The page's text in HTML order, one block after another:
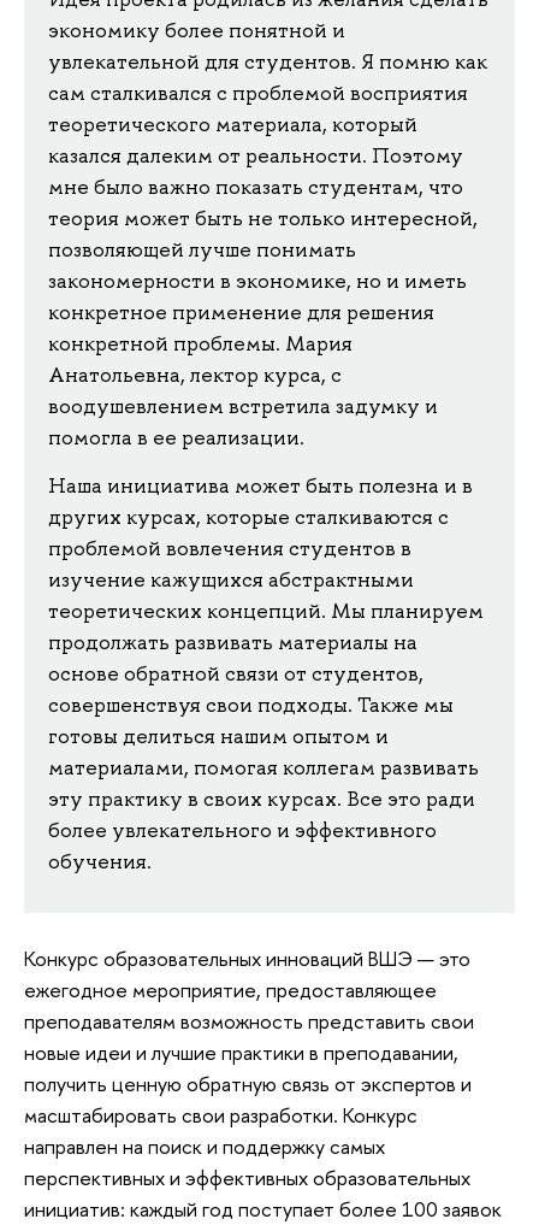
экономику более понятной и
увлекательной для студентов. Я помню как
сам сталкивался с проблемой восприятия
теоретического материала, который
казался далеким от реальности. Поэтому
мне было важно показать студентам, что
теория может быть не только интересной,
позволяющей лучше понимать
закономерности в экономике, но и иметь
конкретное применение для решения
конкретной проблемы. Мария
Анатольевна, лектор курса, с
воодушевлением встретила задумку и
помогла в ее реализации.
Наша инициатива может быть полезна и в
других курсах, которые сталкиваются с
проблемой вовлечения студентов в
изучение кажущихся абстрактными
теоретических концепций. Мы планируем
продолжать развивать материалы на
основе обратной связи от студентов,
совершенствуя свои подходы. Также мы
готовы делиться нашим опытом и
материалами, помогая коллегам развивать
эту практику в своих курсах. Все это ради
более увлекательного и эффективного
обучения.
Конкурс образовательных инноваций ВШЭ — это
ежегодное мероприятие, предоставляющее
преподавателям возможность представить свои
новые идеи и лучшие практики в преподавании,
получить ценную обратную связь от экспертов и
масштабировать свои разработки. Конкурс
направлен на поиск и поддержку самых
перспективных и эффективных образовательных
инициатив: каждый год поступает более 100 заявок